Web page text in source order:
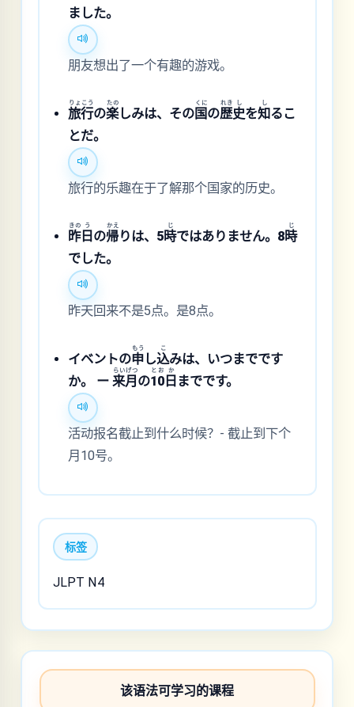
ました。
朋友想出了一个有趣的游戏。
旅
りょ
行
こう
の楽
たの
しみは、その国
くに
の歴
れき
史
し
を知
し
るこ
とだ。
旅行的乐趣在于了解那个国家的历史。
昨
きの
日
う
の帰
かえ
りは、5時
じ
ではありません。8時
じ
でした。
昨天回来不是5点。是8点。
イベントの申
もう
し込
こ
みは、いつまでです
か。 ー来
らい
月
げつ
の1
と
0
お
日
か
までです。
活动报名截止到什么时候？- 截止到下个
月10号。
标签
JLPT N4
该语法可学习的课程